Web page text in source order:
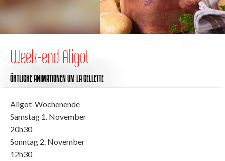
Week-end Aligot
ÖRTLICHE ANIMATIONENUM LA CELLETTE
Aligot-Wochenende
Samstag 1. November
20h30
Sonntag 2. November
12h30